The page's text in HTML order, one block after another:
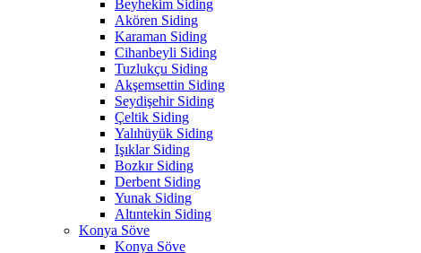
Beyhekim Siding
Akören Siding
Karaman Siding
Cihanbeyli Siding
Tuzlukçu Siding
Akşemsettin Siding
Seydişehir Siding
Çeltik Siding
Yalıhüyük Siding
Işıklar Siding
Bozkır Siding
Derbent Siding
Yunak Siding
Altıntekin Siding
Konya Söve
Konya Söve